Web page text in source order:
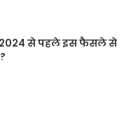
2024 से पहले इस फैसले से